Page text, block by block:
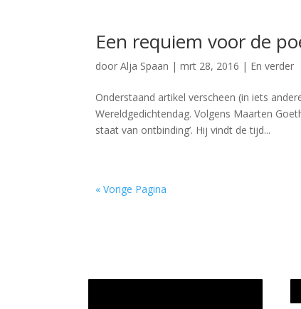
Een requiem voor de
doorAlja Spaan |mrt 28, 2016 | En verder
Onderstaand artikel verscheen (in iets
Wereldgedichtendag. Volgens Maarten
staat van ontbinding’. Hij vindt de tijd...
« Vorige Pagina